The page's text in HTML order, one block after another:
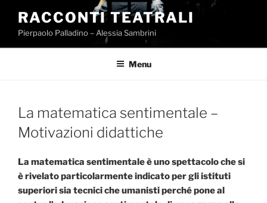
contenuto
RACCONTI TEATRALI
Pierpaolo Palladino – Alessia Sambrini
Menu
La matematica sentimentale –
Motivazioni didattiche
La matematica sentimentale è uno spettacolo che si
è rivelato particolarmente indicato per gli istituti
superiori sia tecnici che umanisti perché pone al